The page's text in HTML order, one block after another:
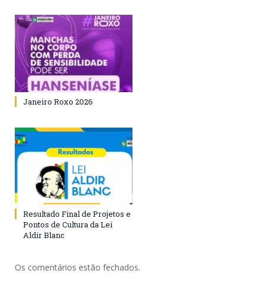
Janeiro Roxo 2026
Resultado Final de Projetos e
Pontos de Cultura da Lei
Aldir Blanc
Os comentários estão fechados.